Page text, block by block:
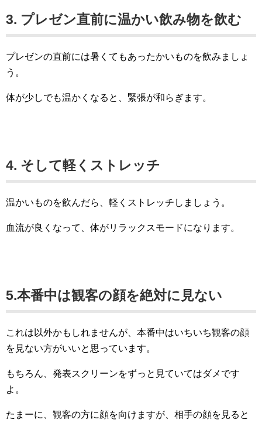
3. プレゼン直前に温かい飲み物を飲む
プレゼンの直前には暑くてもあったかいものを飲みましょ
う。
体が少しでも温かくなると、緊張が和らぎます。
4. そして軽くストレッチ
温かいものを飲んだら、軽くストレッチしましょう。
血流が良くなって、体がリラックスモードになります。
5.本番中は観客の顔を絶対に見ない
これは以外かもしれませんが、本番中はいちいち観客の顔
を見ない方がいいと思っています。
もちろん、発表スクリーンをずっと見ていてはダメです
よ。
たまーに、観客の方に顔を向けますが、相手の顔を見ると